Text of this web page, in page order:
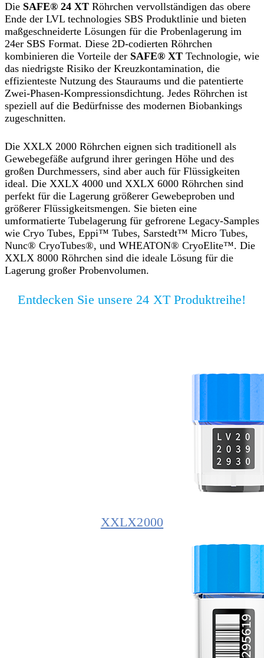
Die SAFE® 24 XT Röhrchen vervollständigen das obere
Ende der LVL technologies SBS Produktlinie und bieten
maßgeschneiderte Lösungen für die Probenlagerung im
24er SBS Format. Diese 2D-codierten Röhrchen
kombinieren die Vorteile der SAFE® XT Technologie, wie
das niedrigste Risiko der Kreuzkontamination, die
effizienteste Nutzung des Stauraums und die patentierte
Zwei-Phasen-Kompressionsdichtung. Jedes Röhrchen ist
speziell auf die Bedürfnisse des modernen Biobankings
zugeschnitten.
Die XXLX 2000 Röhrchen eignen sich traditionell als
Gewebegefäße aufgrund ihrer geringen Höhe und des
großen Durchmessers, sind aber auch für Flüssigkeiten
ideal. Die XXLX 4000 und XXLX 6000 Röhrchen sind
perfekt für die Lagerung größerer Gewebeproben und
größerer Flüssigkeitsmengen. Sie bieten eine
umformatierte Tubelagerung für gefrorene Legacy-Samples
wie Cryo Tubes, Eppi™ Tubes, Sarstedt™ Micro Tubes,
Nunc® CryoTubes®, und WHEATON® CryoElite™. Die
XXLX 8000 Röhrchen sind die ideale Lösung für die
Lagerung großer Probenvolumen.
Entdecken Sie unsere 24 XT Produktreihe!
XXLX2000